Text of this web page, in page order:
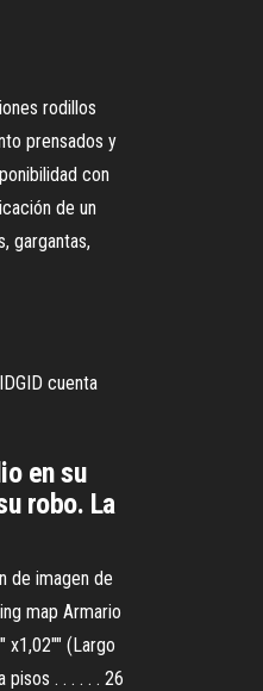
rodillos
prensados y
con
de un
gargantas,
cuenta
en su
robo. La
de imagen de
map Armario
x1,02"" (Largo
. . . . . . 26